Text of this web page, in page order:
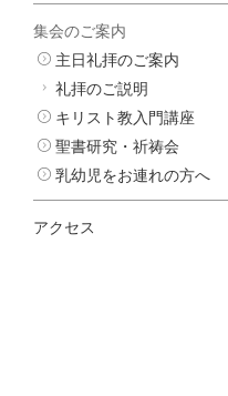
集会のご案内
主日礼拝のご案内
礼拝のご説明
キリスト教入門講座
聖書研究・祈祷会
乳幼児をお連れの方へ
アクセス